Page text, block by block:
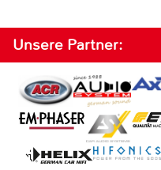
Unsere Partner: